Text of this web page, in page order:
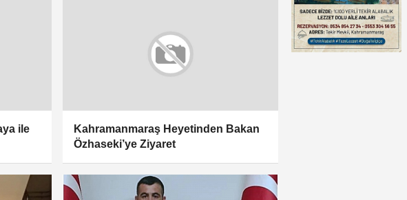
ile
Kahramanmaraş Heyetinden Bakan
Özhaseki’ye Ziyaret